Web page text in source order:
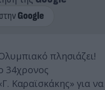
πλησιάζει!
34χρονος
Καραϊσκάκης» για να